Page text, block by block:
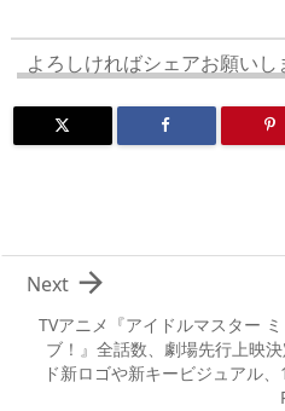
s o
n
よろしければシェアお願いし
TVアニメ『アイドルマスター
ブ！』全話数、劇場先行上映
ド新ロゴや新キービジュアル

Next